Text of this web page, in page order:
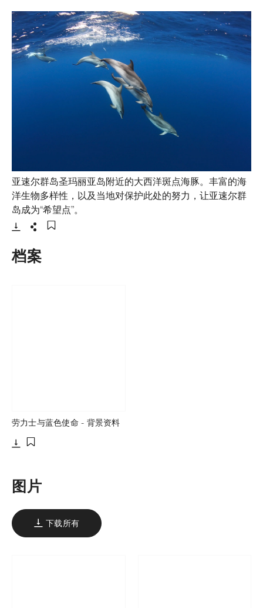
亚速尔群岛圣玛丽亚岛附近的大西洋斑点海豚。丰富的海
洋生物多样性，以及当地对保护此处的努力，让亚速尔群
岛成为“希望点”。
档案
劳力士与蓝色使命 - 背景资料
图片
下载所有